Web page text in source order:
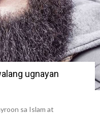
ugnayan
sa Islam at